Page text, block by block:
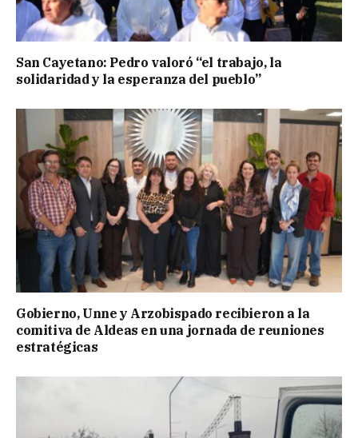
San Cayetano: Pedro valoró “el trabajo, la
solidaridad y la esperanza del pueblo”
Gobierno, Unne y Arzobispado recibieron a la
comitiva de Aldeas en una jornada de reuniones
estratégicas